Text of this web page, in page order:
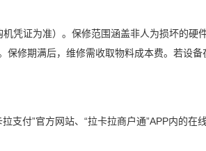
凭证为准）。保修范围涵盖非人为损坏的硬
修期满后，维修需收取物料成本费。若设备
支付”官方网站、“拉卡拉商户通”APP内的在